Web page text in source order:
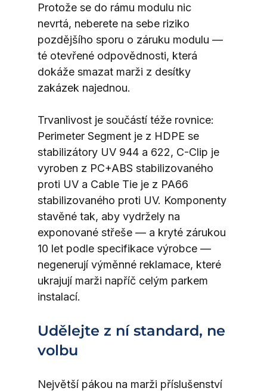
Protože se do rámu modulu nic
nevrtá, neberete na sebe riziko
pozdějšího sporu o záruku modulu —
té otevřené odpovědnosti, která
dokáže smazat marži z desítky
zakázek najednou.
Trvanlivost je součástí téže rovnice:
Perimeter Segment je z HDPE se
stabilizátory UV 944 a 622, C-Clip je
vyroben z PC+ABS stabilizovaného
proti UV a Cable Tie je z PA66
stabilizovaného proti UV. Komponenty
stavěné tak, aby vydržely na
exponované střeše — a kryté zárukou
10 let podle specifikace výrobce —
negenerují výměnné reklamace, které
ukrajují marži napříč celým parkem
instalací.
Udělejte z ní standard, ne
volbu
Největší pákou na marži příslušenství